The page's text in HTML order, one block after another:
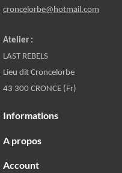
croncelorbe@hotmail.com
Atelier :
LAST REBELS
Lieu dit Croncelorbe
43 300 CRONCE (Fr)
Informations
A propos
Account